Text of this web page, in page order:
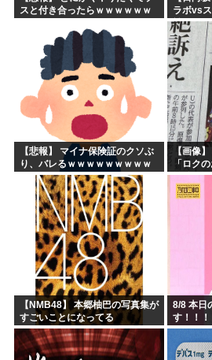
スと付き合ったらｗｗｗｗｗｗ
ラボvs
戦
【悲報】 マイナ保険証のクソぶ
り、バレるｗｗｗｗｗｗｗｗｗ
【画像
「ロク
微妙な
せいで
【NMB48】 本郷柚巴の写真集が
すごいことになってる
8/8 本日
す！！